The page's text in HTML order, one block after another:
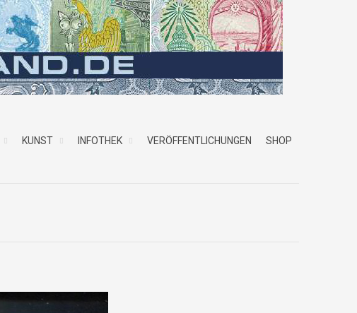
KUNST INFOTHEK VERÖFFENTLICHUNGEN SHOP